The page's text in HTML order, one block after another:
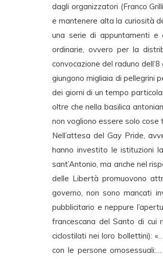
dagli organizzatori (Franco
e mantenere alta la curiosità
una serie di appuntamenti e
ordinarie, ovvero per la
convocazione del raduno
giungono migliaia di pellegrini
dei giorni di un tempo
oltre che nella basilica
non vogliono essere solo cose
Nell’attesa del Gay Pride,
hanno investito le istituzioni
sant’Antonio, ma anche nel
delle Libertà promuovono
governo, non sono mancati
pubblicitario e neppure
francescana del Santo di cui
ciclostilati nei loro bollettini):
con le persone